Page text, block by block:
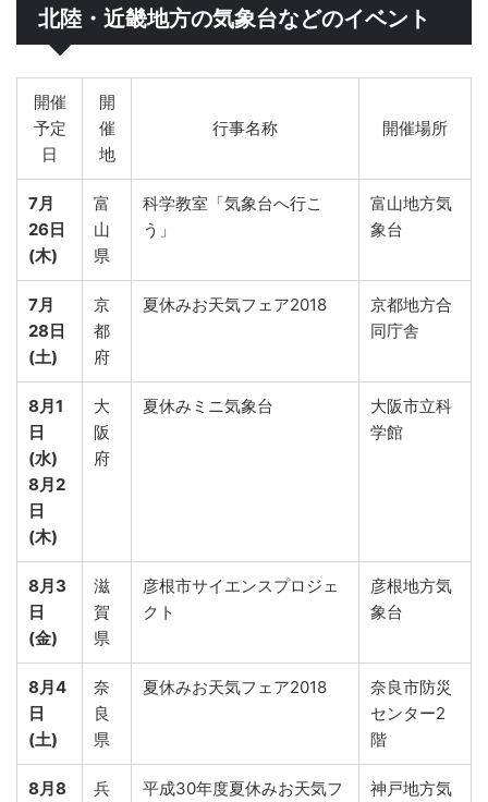
北陸・近畿地方の気象台などのイベント
開催
予定
日
開
催
地
行事名称 開催場所
7月
26日
(木)
富
山
県
科学教室「気象台へ行こ
う」
富山地方気
象台
7月
28日
(土)
京
都
府
夏休みお天気フェア2018
京都地方合
同庁舎
8月1
日
(水)
8月2
日
(木)
大
阪
府
夏休みミニ気象台
大阪市立科
学館
8月3
日
(金)
滋
賀
県
彦根市サイエンスプロジェ
クト
彦根地方気
象台
8月4
日
(土)
奈
良
県
夏休みお天気フェア2018
奈良市防災
センター2
階
8月8
兵
平成30年度夏休みお天気フ
神戸地方気